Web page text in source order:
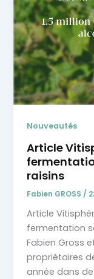
Nouveautés
Article
raisins
Fabien GROSS /
Article
fermentation
Fabien Gross
propriétaires
année dans